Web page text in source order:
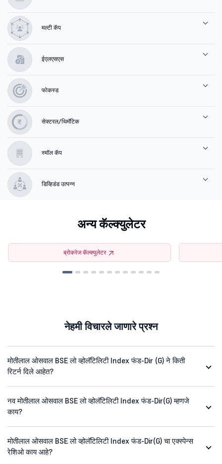
मल्टी कॅप
ईएलएसएस
फोकस्ड
सेक्टरल/थिमॅटिक
स्मॉल कॅप
डिव्हिडंड उत्पन्न
अन्य कॅल्क्युलेटर
ब्रोकरेज कॅल्क्युलेटर
नेहमी विचारले जाणारे प्रश्न
मोतीलाल ओसवाल BSE लो व्होलॅटिलिटी Index फंड-Dir (G) ने किती
रिटर्न दिले आहेत?
नव मोतीलाल ओसवाल BSE लो व्होलॅटिलिटी Index फंड-Dir(G) म्हणजे
काय?
मोतीलाल ओसवाल BSE लो व्होलॅटिलिटी Index फंड-Dir(G) चा एक्स्पेन्स
रेशिओ काय आहे?